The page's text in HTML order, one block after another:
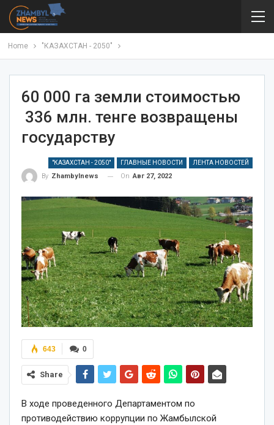
Home "КАЗАХСТАН - 2050"
60 000 га земли стоимостью
336 млн. тенге возвращены
государству
"КАЗАХСТАН - 2050" ГЛАВНЫЕ НОВОСТИ ЛЕНТА НОВОСТЕЙ
By Zhambylnews On Авг 27, 2022
0
643
Share
В ходе проведенного Департаментом по
противодействию коррупции по Жамбылской